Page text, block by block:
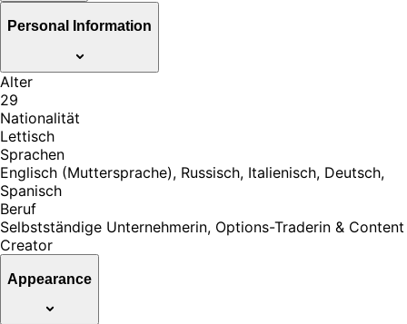
Personal Information
Alter
29
Nationalität
Lettisch
Sprachen
Englisch (Muttersprache), Russisch, Italienisch, Deutsch,
Spanisch
Beruf
Selbstständige Unternehmerin, Options-Traderin & Content
Creator
Appearance